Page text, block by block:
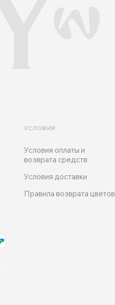
УСЛОВИЯ
Условия оплаты и
возврата средств
Условия доставки
Правила возврата цветов